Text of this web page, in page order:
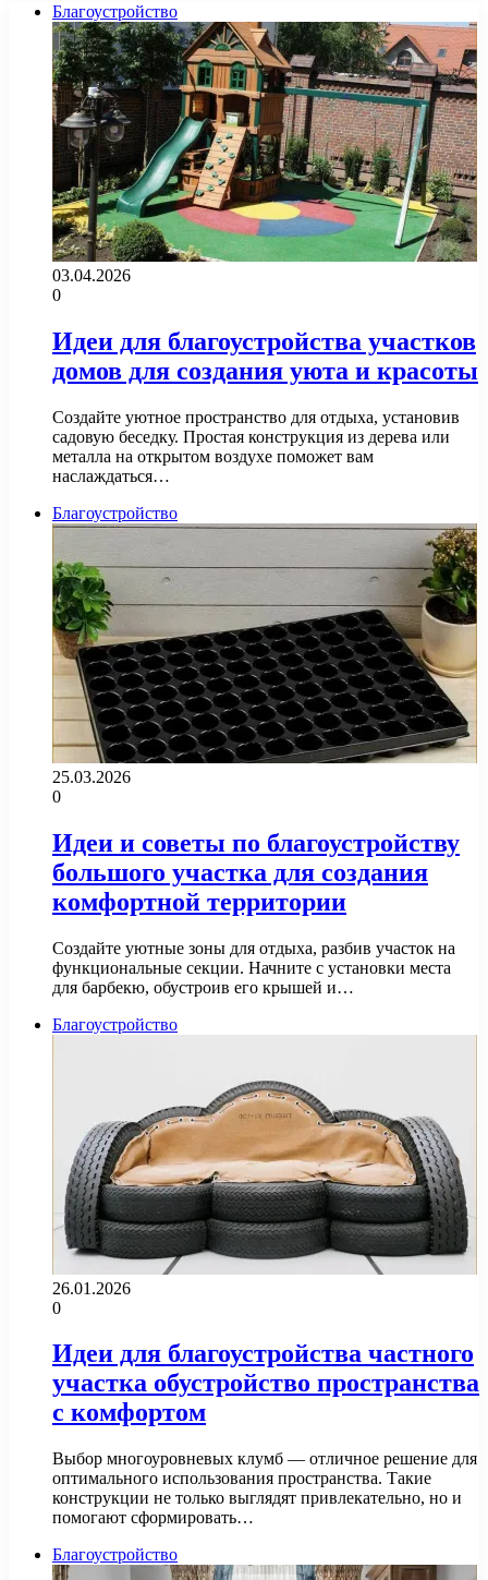
Благоустройство
03.04.2026
0
Идеи для благоустройства участков
домов для создания уюта и красоты
Создайте уютное пространство для отдыха, установив
садовую беседку. Простая конструкция из дерева или
металла на открытом воздухе поможет вам
наслаждаться…
Благоустройство
25.03.2026
0
Идеи и советы по благоустройству
большого участка для создания
комфортной территории
Создайте уютные зоны для отдыха, разбив участок на
функциональные секции. Начните с установки места
для барбекю, обустроив его крышей и…
Благоустройство
26.01.2026
0
Идеи для благоустройства частного
участка обустройство пространства
с комфортом
Выбор многоуровневых клумб — отличное решение для
оптимального использования пространства. Такие
конструкции не только выглядят привлекательно, но и
помогают сформировать…
Благоустройство